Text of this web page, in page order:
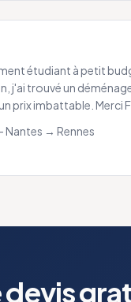
étudiant à petit
j'ai trouvé un
prix imbattable. Merci
Nantes → Rennes